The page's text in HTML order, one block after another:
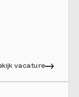
vacature